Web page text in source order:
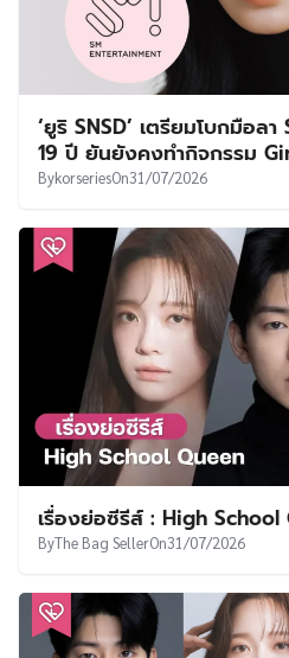
‘ยูริ SNSD’ เตรียมโบกมือล
19 ปี ยันยังคงทำกิจกรรม
BykorseriesOn31/07/2026
เรื่องย่อซีรีส์ : High
ByThe Bag SellerOn31/07/2026